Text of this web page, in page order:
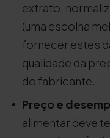
extrato,
(uma escolha
fornecer estes
qualidade da
do fabricante.
Preço e
alimentar deve